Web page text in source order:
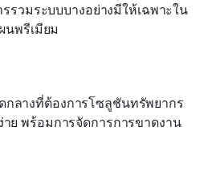
รวมระบบบางอย่างมีให้เฉพาะใน
นพรีเมียม
กลางที่ต้องการโซลูชันทรัพยากร
ย พร้อมการจัดการการขาดงาน